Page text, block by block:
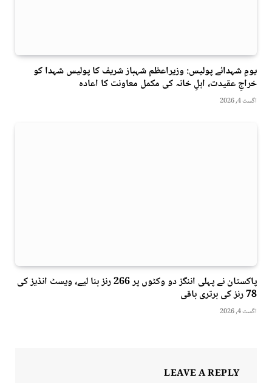
یومِ شہدائے پولیس: وزیراعظم شہباز شریف کا پولیس شہدا کو
خراجِ عقیدت، اہلِ خانہ کی مکمل معاونت کا اعادہ
اگست 4, 2026
پاکستان نے پہلی اننگز دو وکٹوں پر 266 رنز بنا لیے، ویسٹ انڈیز کی
78 رنز کی برتری باقی
اگست 4, 2026
LEAVE A REPLY